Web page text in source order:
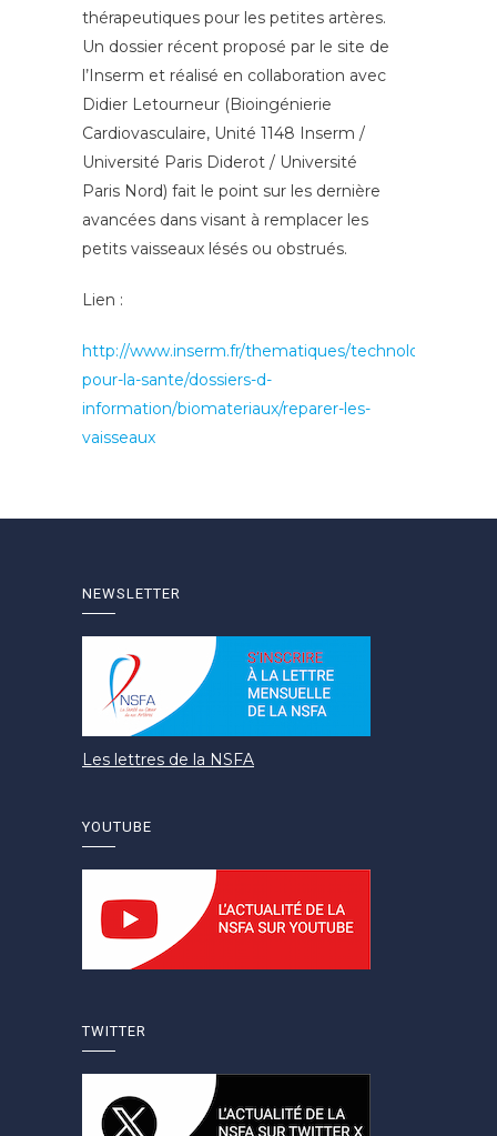
thérapeutiques pour les petites artères.
Un dossier récent proposé par le site de
l’Inserm et réalisé en collaboration avec
Didier Letourneur (Bioingénierie
Cardiovasculaire, Unité 1148 Inserm /
Université Paris Diderot / Université
Paris Nord) fait le point sur les dernière
avancées dans visant à remplacer les
petits vaisseaux lésés ou obstrués.
Lien :
http://www.inserm.fr/thematiques/technologies-
pour-la-sante/dossiers-d-
information/biomateriaux/reparer-les-
vaisseaux
NEWSLETTER
Les lettres de la NSFA
YOUTUBE
TWITTER